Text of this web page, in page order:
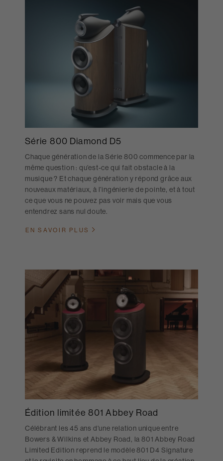
Série 800 Diamond D5
Chaque génération de la Série 800 commence par la
même question : qu’est-ce qui fait obstacle à la
musique ? Et chaque génération y répond grâce aux
nouveaux matériaux, à l’ingénierie de pointe, et à tout
ce que vous ne pouvez pas voir mais que vous
entendrez sans nul doute.
EN SAVOIR PLUS
Édition limitée 801 Abbey Road
Célébrant les 45 ans d'une relation unique entre
Bowers & Wilkins et Abbey Road, la 801 Abbey Road
Limited Edition reprend le modèle 801 D4 Signature